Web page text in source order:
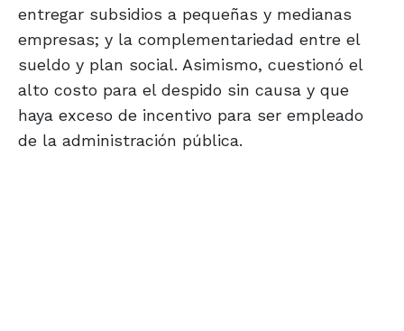
entregar subsidios a pequeñas y medianas
empresas; y la complementariedad entre el
sueldo y plan social. Asimismo, cuestionó el
alto costo para el despido sin causa y que
haya exceso de incentivo para ser empleado
de la administración pública.